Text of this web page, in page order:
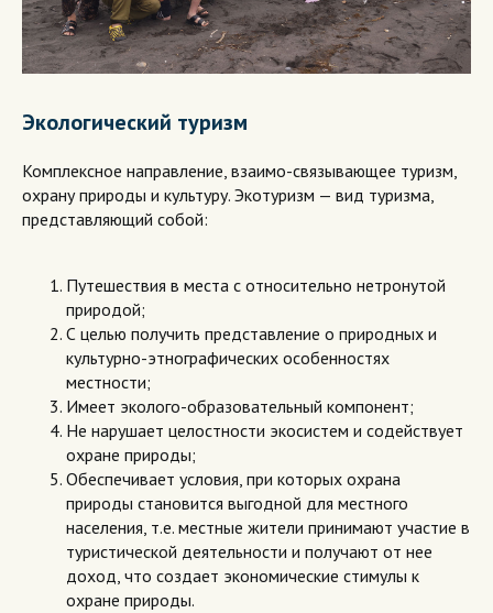
Экологический туризм
Комплексное направление, взаимо-связывающее туризм,
охрану природы и культуру. Экотуризм — вид туризма,
представляющий собой:
Путешествия в места с относительно нетронутой
природой;
С целью получить представление о природных и
культурно-этнографических особенностях
местности;
Имеет эколого-образовательный компонент;
Не нарушает целостности экосистем и содействует
охране природы;
Обеспечивает условия, при которых охрана
природы становится выгодной для местного
населения, т.е. местные жители принимают участие в
туристической деятельности и получают от нее
доход, что создает экономические стимулы к
охране природы.